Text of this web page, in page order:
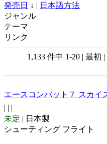
発売日 ↓ | 日本語方法
ジャンル
テーマ
リンク
1,133 件中 1-20 | 最初
エースコンバット７ スカイ
| | |
未定 | 日本製
シューティング フライト